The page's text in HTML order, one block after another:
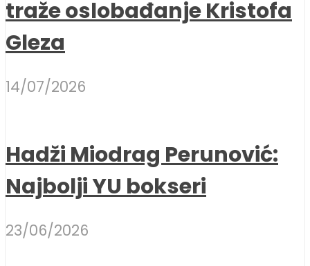
traže oslobađanje Kristofa
Gleza
14/07/2026
Hadži Miodrag Perunović:
Najbolji YU bokseri
23/06/2026